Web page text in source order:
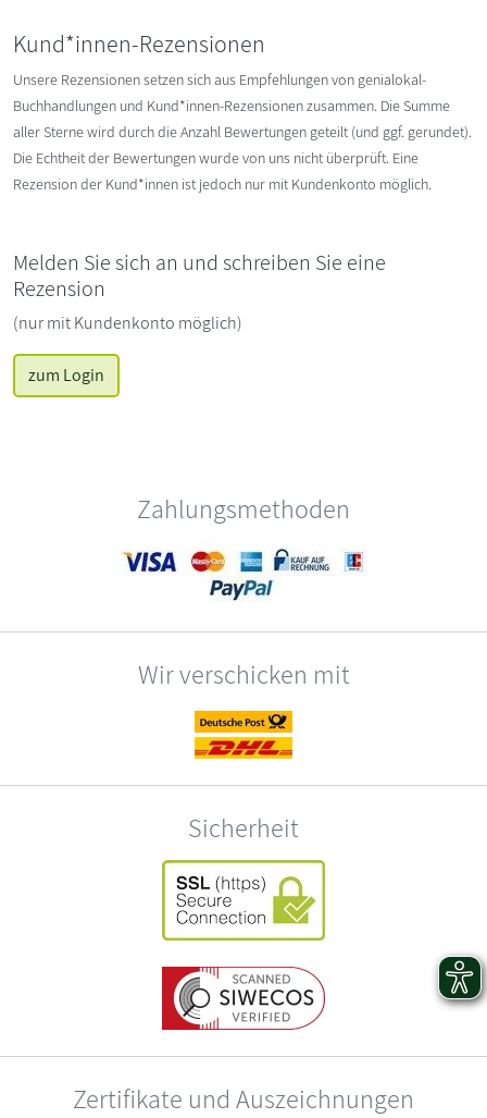
Kund*innen-Rezensionen
Unsere Rezensionen setzen sich aus Empfehlungen von genialokal-
Buchhandlungen und Kund*innen-Rezensionen zusammen. Die Summe
aller Sterne wird durch die Anzahl Bewertungen geteilt (und ggf. gerundet).
Die Echtheit der Bewertungen wurde von uns nicht überprüft. Eine
Rezension der Kund*innen ist jedoch nur mit Kundenkonto möglich.
Melden Sie sich an und schreiben Sie eine
Rezension
(nur mit Kundenkonto möglich)
zum Login
Zahlungsmethoden
Wir verschicken mit
Sicherheit
Zertifikate und Auszeichnungen